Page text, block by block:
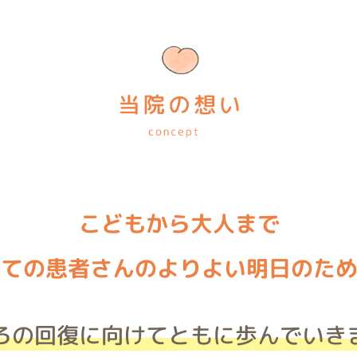
こどもから大人まで
の患者さんのよりよい明日のた
の回復に向けてともに歩んでいき